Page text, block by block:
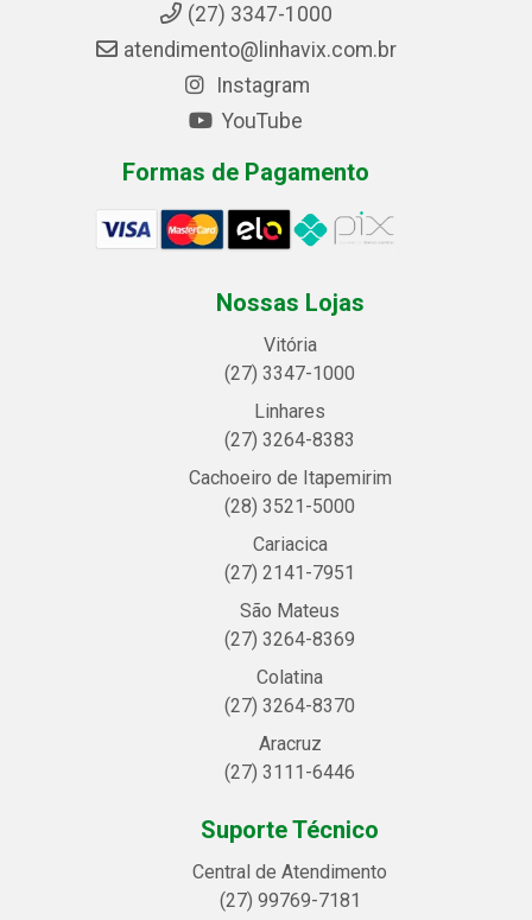
(27) 3347-1000
atendimento@linhavix.com.br
Instagram
YouTube
Formas de Pagamento
Nossas Lojas
Vitória
(27) 3347-1000
Linhares
(27) 3264-8383
Cachoeiro de Itapemirim
(28) 3521-5000
Cariacica
(27) 2141-7951
São Mateus
(27) 3264-8369
Colatina
(27) 3264-8370
Aracruz
(27) 3111-6446
Suporte Técnico
Central de Atendimento
(27) 99769-7181